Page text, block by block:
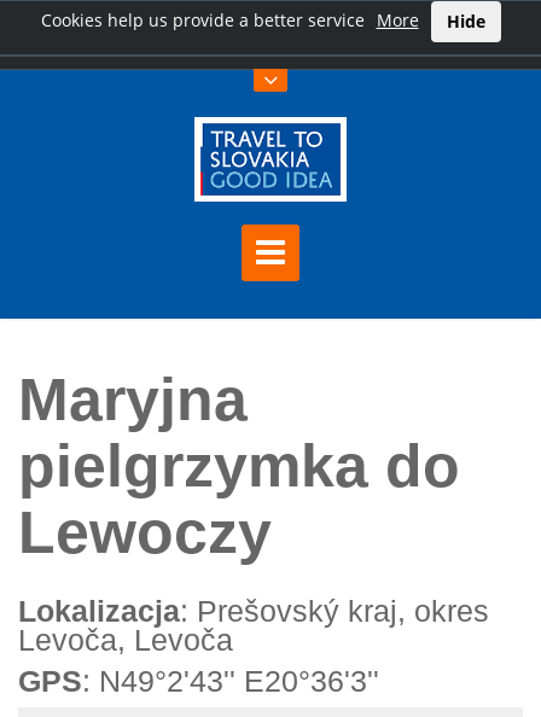
Cookies help us provide a better service More Hide
Maryjna pielgrzymka do Lewoczy
Maryjna
pielgrzymka do
Lewoczy
Lokalizacja: Prešovský kraj, okres
Levoča, Levoča
GPS: N49°2'43'' E20°36'3''